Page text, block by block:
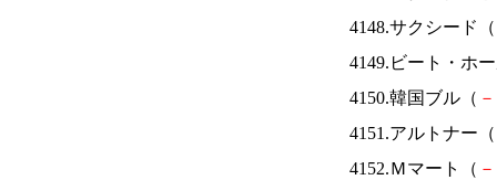
4148.サクシード（
4149.ビート・ホ
4150.韓国ブル（ －
4151.アルトナー（
4152.Ｍマート（ －